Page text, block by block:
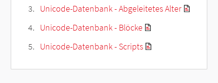
Unicode-Datenbank - Abgeleitetes Alter
Unicode-Datenbank - Blöcke
Unicode-Datenbank - Scripts